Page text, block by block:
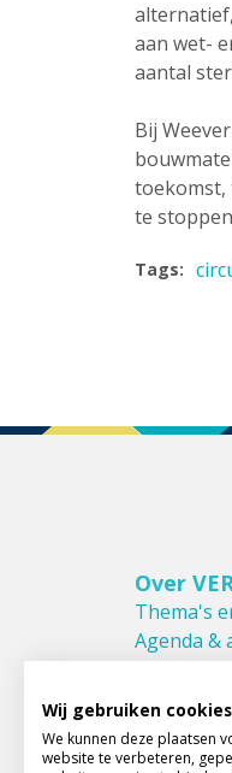
aan wet-
aantal
Bij
toekomst,
te
Tags:
Over
Thema's
Agenda &
Bestuur &
Leden van
Donateurs
Wij gebruiken cookies
We kunnen deze plaatsen
website te verbeteren,